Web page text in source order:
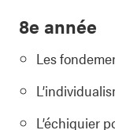
8e année
Les
L’échiquier